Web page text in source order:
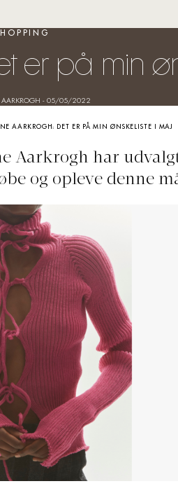
er på min
- 05/05/2022
AARKROGH: DET ER PÅ MIN ØNSKELISTE I MAJ
Aarkrogh har
og opleve denne